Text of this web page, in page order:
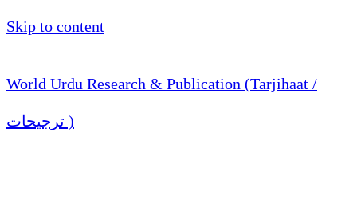
Skip to content
World Urdu Research & Publication (Tarjihaat /
ترجیحات )